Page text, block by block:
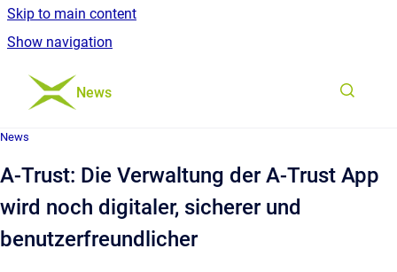
Skip to main content
Show navigation
Go to homepage
News
News
A-Trust: Die Verwaltung der A-Trust App
wird noch digitaler, sicherer und
benutzerfreundlicher